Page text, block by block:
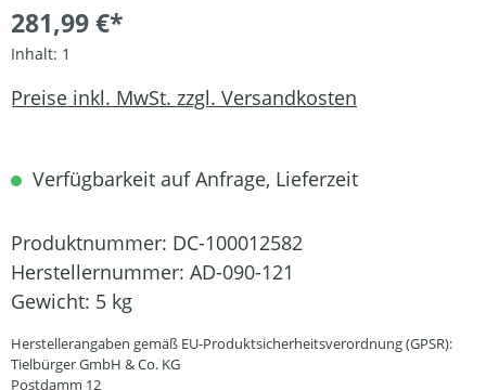
281,99 €*
Inhalt: 1
Preise inkl. MwSt. zzgl. Versandkosten
Verfügbarkeit auf Anfrage, Lieferzeit
Produktnummer: DC-100012582
Herstellernummer: AD-090-121
Gewicht: 5 kg
Herstellerangaben gemäß EU-Produktsicherheitsverordnung (GPSR):
Tielbürger GmbH & Co. KG
Postdamm 12